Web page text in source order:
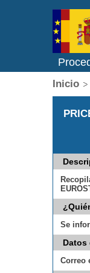
Inicio
Se
Datos
Correo